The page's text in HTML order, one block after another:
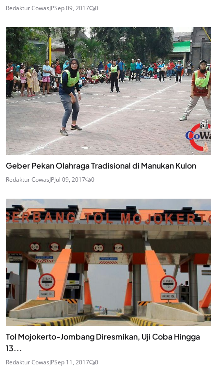
Redaktur CowasJPSep 09, 2017 0
Geber Pekan Olahraga Tradisional di Manukan Kulon
Redaktur CowasJPJul 09, 2017 0
Tol Mojokerto-Jombang Diresmikan, Uji Coba Hingga
13...
Redaktur CowasJPSep 11, 2017 0